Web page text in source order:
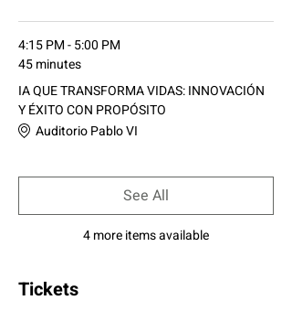
4:15 PM - 5:00 PM
45 minutes
IA QUE TRANSFORMA VIDAS: INNOVACIÓN
Y ÉXITO CON PROPÓSITO
Auditorio Pablo VI
4 more items available
See All
Tickets